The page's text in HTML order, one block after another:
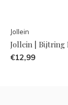
Jollein
Jollein | Bijtring
€12,99